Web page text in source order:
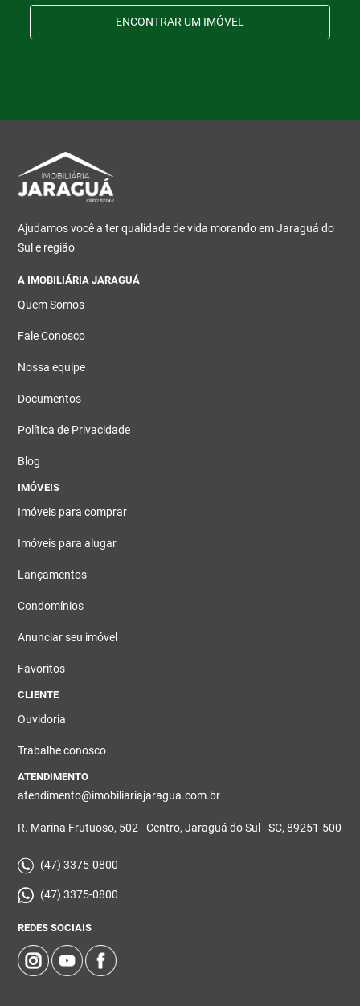
ENCONTRAR UM IMÓVEL
Ajudamos você a ter qualidade de vida morando em Jaraguá do
Sul e região
A IMOBILIÁRIA JARAGUÁ
Quem Somos
Fale Conosco
Nossa equipe
Documentos
Política de Privacidade
Blog
IMÓVEIS
Imóveis para comprar
Imóveis para alugar
Lançamentos
Condomínios
Anunciar seu imóvel
Favoritos
CLIENTE
Ouvidoria
Trabalhe conosco
ATENDIMENTO
atendimento@imobiliariajaragua.com.br
R. Marina Frutuoso, 502 - Centro, Jaraguá do Sul - SC, 89251-500
(47) 3375-0800
(47) 3375-0800
REDES SOCIAIS